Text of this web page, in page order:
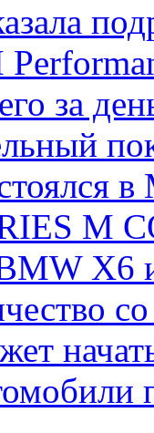
за
M
X6